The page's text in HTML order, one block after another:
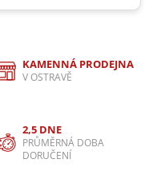
KAMENNÁ PRODEJNA
V OSTRAVĚ
2,5 DNE
PRŮMĚRNÁ DOBA
DORUČENÍ